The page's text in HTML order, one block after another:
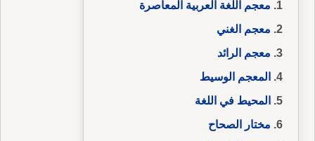
معجم اللغة العربية المعاصرة
معجم الغني
معجم الرائد
المعجم الوسيط
المحيط في اللغة
مختار الصحاح